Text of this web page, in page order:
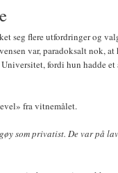
seg flere utfordringer og
var, paradoksalt nok,
fordi hun hadde et
fra vitnemålet.
som privatist. De var på